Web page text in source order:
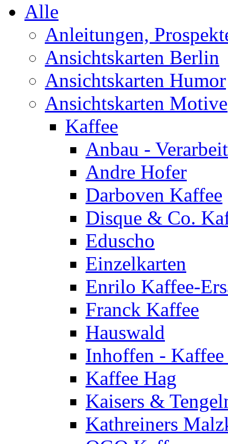
Alle
Anleitungen,
Ansichtskarten Berlin
Ansichtskarten Humor
Ansichtskarten Motive
Kaffee
Anbau -
Andre Hofer
Darboven Kaffee
Disque & Co.
Eduscho
Einzelkarten
Enrilo Kaffee-
Franck Kaffee
Hauswald
Inhoffen -
Kaffee Hag
Kaisers &
Kathreiners